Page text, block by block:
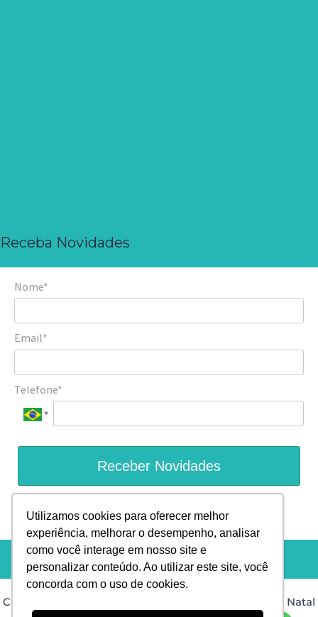
Utilizamos cookies para oferecer melhor
experiência, melhorar o desempenho, analisar
como você interage em nosso site e
personalizar conteúdo. Ao utilizar este site, você
concorda com o uso de cookies.
Receba Novidades
Nome*
Email*
Telefone*
Receber Novidades
Prometemos não utilizar suas informações de contato para
enviar qualquer tipo de SPAM.
Copyright © 2026 Dra. Isis Muniz Dermatologista em Natal